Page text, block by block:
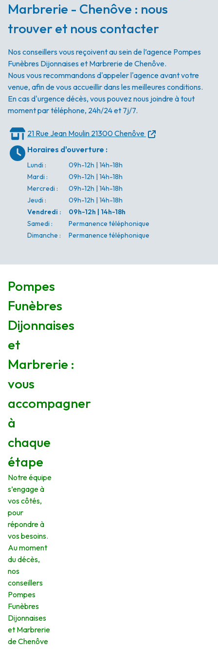
Marbrerie - Chenôve : nous
trouver et nous contacter
Nos conseillers vous reçoivent au sein de l’agence Pompes
Funèbres Dijonnaises et Marbrerie de Chenôve.
Nous vous recommandons d'appeler l'agence avant votre
venue, afin de vous accueillir dans les meilleures conditions.
En cas d'urgence décès, vous pouvez nous joindre à tout
moment par téléphone, 24h/24 et 7j/7.
21 Rue Jean Moulin 21300 Chenôve
Horaires d'ouverture :
Lundi :
09h-12h | 14h-18h
Mardi :
09h-12h | 14h-18h
Mercredi :
09h-12h | 14h-18h
Jeudi :
09h-12h | 14h-18h
Vendredi :
09h-12h | 14h-18h
Samedi :
Permanence téléphonique
Dimanche : Permanence téléphonique
Pompes
Funèbres
Dijonnaises
et
Marbrerie :
vous
accompagner
à
chaque
étape
Notre équipe
s’engage à
vos côtés,
pour
répondre à
vos besoins.
Au moment
du décès,
nos
conseillers
Pompes
Funèbres
Dijonnaises
et Marbrerie
de Chenôve